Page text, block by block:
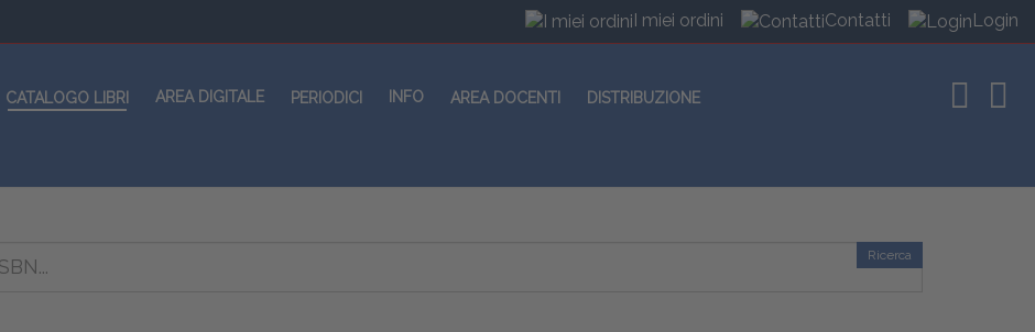
I miei ordini Contatti Login
CATALOGO LIBRI AREA DIGITALE PERIODICI INFO AREA DOCENTI DISTRIBUZIONE
Ricerca